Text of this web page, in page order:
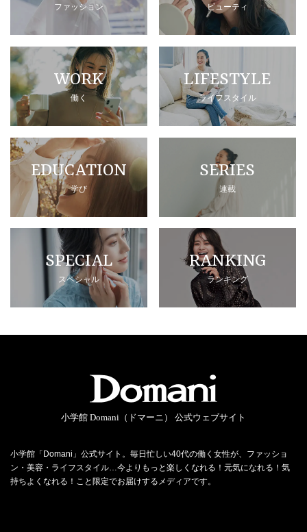
ファッション ビューティ
WORK
働く
LIFESTYLE
ライフスタイル
EDUCATION
学び
SERIES
連載
SPECIAL
スペシャル
RANKING
ランキング
小学館 Domani（ドマーニ） 公式ウェブサイト
小学館「Domani」公式サイト。毎日忙しい40代の働く女性が、ファッショ
ン・美容・ライフスタイル…今よりもっと楽しくなれる！元気になれる！気
持ちよくなれる！こと限定でお届けするメディアです。